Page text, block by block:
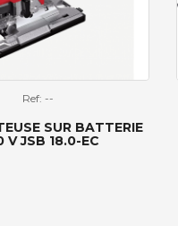
Ref: --
SUR BATTERIE
V JSB 18.0-EC